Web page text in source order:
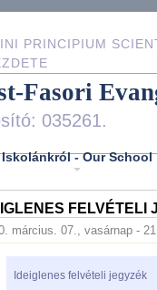
PRINCIPIUM
Fasori
035261.
Iskolánkról - Our School
FELVÉTELI
március. 07., vasárnap -
Ideiglenes felvételi jegyzék